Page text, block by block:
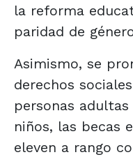
la reforma
paridad de
Asimismo, se
derechos
personas
niños, las becas
eleven a rango